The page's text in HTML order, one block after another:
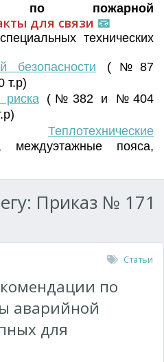
по пожарной
для связи 📧
специальных технических
безопасности (№87
т.р)
риска(№382 и №404
Теплотехнические
междуэтажные пояса,
Приказ № 171
Статьи
по
аварийной
для